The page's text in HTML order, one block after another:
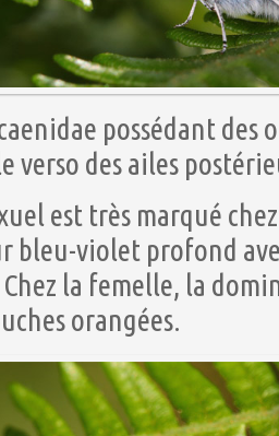
possédant des
verso des ailes
est très marqué
bleu-violet profond
la femelle, la
orangées.